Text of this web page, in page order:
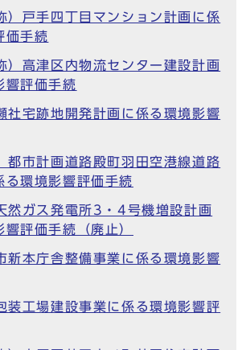
戸手四丁目マンション計画に係
価手続
高津区内物流センター建設計画
響評価手続
宅跡地開発計画に係る環境影響
市計画道路殿町羽田空港線道路
る環境影響評価手続
ガス発電所3・4号機増設計画
響評価手続（廃止）
本庁舎整備事業に係る環境影響
工場建設事業に係る環境影響評